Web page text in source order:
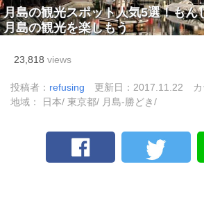
月島の観光スポット人気5選！もん
月島の観光を楽しもう
23,818 views
投稿者： refusing 更新日：2017.11.22
地域： 日本/ 東京都/ 月島-勝どき/